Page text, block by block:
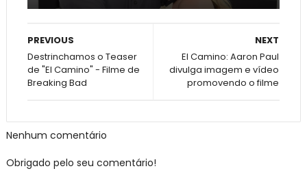
NEXT
El Camino: Aaron Paul
divulga imagem e vídeo
promovendo o filme
PREVIOUS
Destrinchamos o Teaser
de "El Camino" - Filme de
Breaking Bad
Nenhum comentário
Obrigado pelo seu comentário!